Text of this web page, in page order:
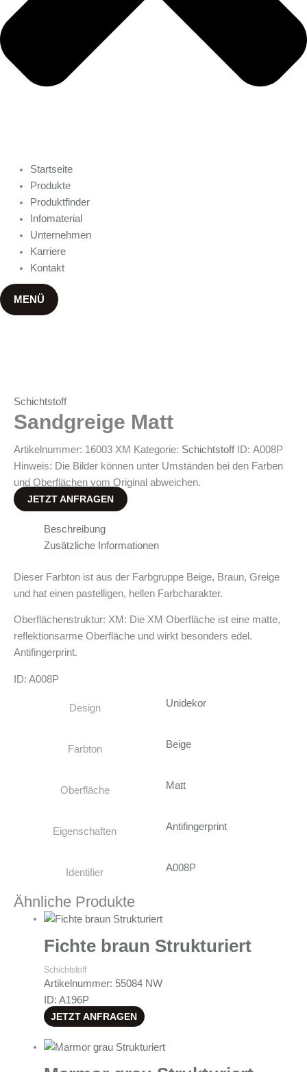
Startseite
Produkte
Produktfinder
Infomaterial
Unternehmen
Karriere
Kontakt
MENÜ
Schichtstoff
Sandgreige Matt
Artikelnummer: 16003 XM Kategorie: Schichtstoff ID: A008P
Hinweis: Die Bilder können unter Umständen bei den Farben
und Oberflächen vom Original abweichen.
JETZT ANFRAGEN
Beschreibung
Zusätzliche Informationen
Dieser Farbton ist aus der Farbgruppe Beige, Braun, Greige
und hat einen pastelligen, hellen Farbcharakter.
Oberflächenstruktur: XM: Die XM Oberfläche ist eine matte,
reflektionsarme Oberfläche und wirkt besonders edel.
Antifingerprint.
ID: A008P
Design Unidekor
Farbton Beige
Oberfläche Matt
Eigenschaften Antifingerprint
Identifier A008P
Ähnliche Produkte
Fichte braun Strukturiert
Schichtstoff
Artikelnummer: 55084 NW
ID: A196P
JETZT ANFRAGEN